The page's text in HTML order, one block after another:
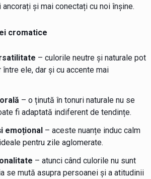
și mai conectați cu noi înșine.
cromatice
– culorile neutre și naturale pot
ele, dar și cu accente mai
– o ținută în tonuri naturale nu se
fi adaptată indiferent de tendințe.
emoțional– aceste nuanțe induc calm
pentru zile aglomerate.
– atunci când culorile nu sunt
se mută asupra persoanei și a atitudinii